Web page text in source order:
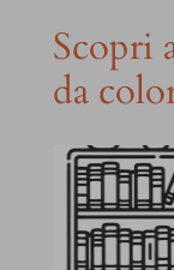
Scopri
da